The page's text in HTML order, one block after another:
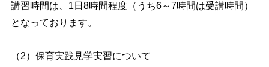
講習時間は、1日8時間程度（うち6～7時間は受講時間）
となっております。
（2）保育実践見学実習について